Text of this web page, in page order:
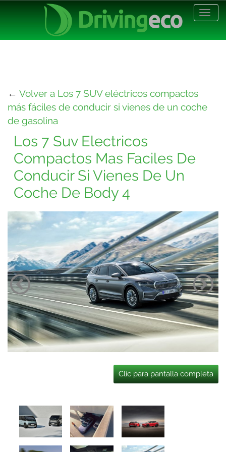
← Volver a Los 7 SUV eléctricos compactos
más fáciles de conducir si vienes de un coche
de gasolina
Los 7 Suv Electricos
Compactos Mas Faciles De
Conducir Si Vienes De Un
Coche De Body 4
Clic para pantalla completa